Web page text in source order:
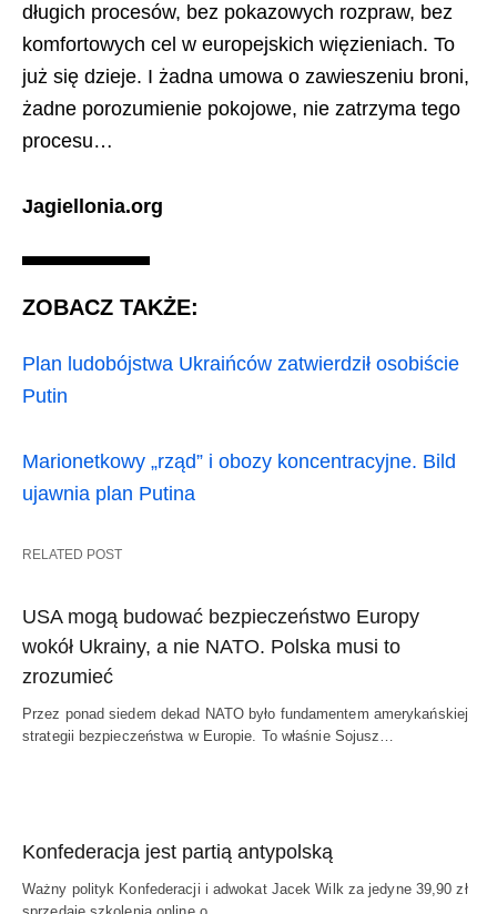
długich procesów, bez pokazowych rozpraw, bez
komfortowych cel w europejskich więzieniach. To
już się dzieje. I żadna umowa o zawieszeniu broni,
żadne porozumienie pokojowe, nie zatrzyma tego
procesu…
Jagiellonia.org
ZOBACZ TAKŻE:
Plan ludobójstwa Ukraińców zatwierdził osobiście
Putin
Marionetkowy „rząd” i obozy koncentracyjne. Bild
ujawnia plan Putina
RELATED POST
USA mogą budować bezpieczeństwo Europy
wokół Ukrainy, a nie NATO. Polska musi to
zrozumieć
Przez ponad siedem dekad NATO było fundamentem amerykańskiej
strategii bezpieczeństwa w Europie. To właśnie Sojusz…
Konfederacja jest partią antypolską
Ważny polityk Konfederacji i adwokat Jacek Wilk za jedyne 39,90 zł